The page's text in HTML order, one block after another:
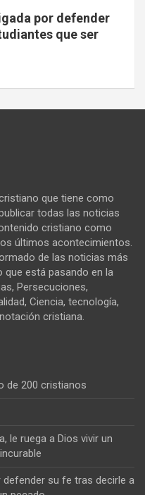
por defender
que ser
que tiene como
todas las noticias
cristiano como
últimos acontecimientos.
de las noticias más
está pasando en la
Persecuciones,
Ciencia, tecnología,
cristiana.
de 200 cristianos
le ruega a Dios vivir un
su fe tras decirle a